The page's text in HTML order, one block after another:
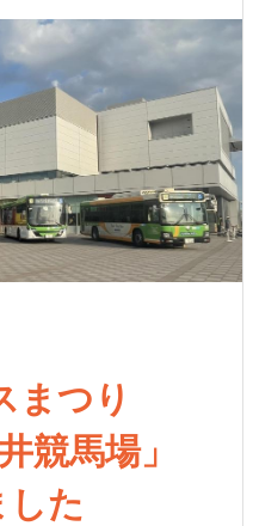
まつり
競馬場」
した